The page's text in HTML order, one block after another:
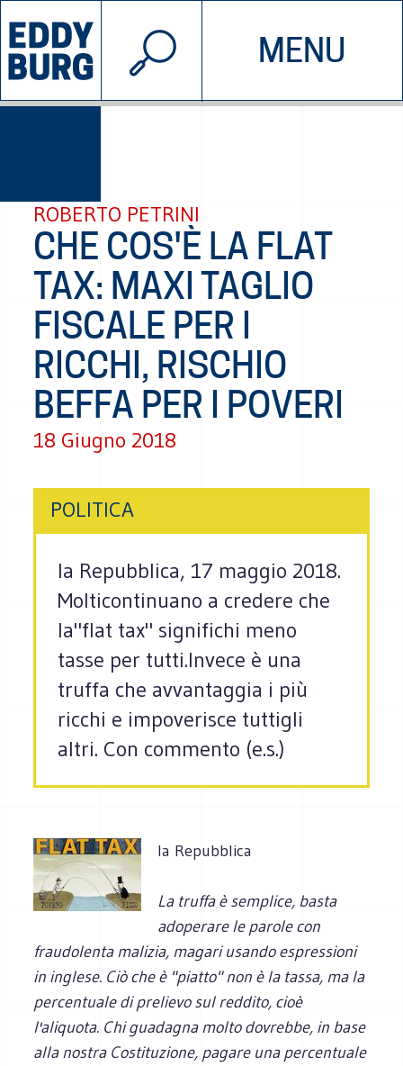
MENU
INIZIATIVE CHI SIAMO
© 2026 EDDYBURG
ROBERTO PETRINI
CHE COS'È LA FLAT
TAX: MAXI TAGLIO
FISCALE PER I
RICCHI, RISCHIO
BEFFA PER I POVERI
18 Giugno 2018
POLITICA
la Repubblica, 17 maggio 2018.
Molticontinuano a credere che
la"flat tax" significhi meno
tasse per tutti.Invece è una
truffa che avvantaggia i più
ricchi e impoverisce tuttigli
altri. Con commento (e.s.)
la Repubblica
La truffa è semplice, basta
adoperare le parole con
fraudolenta malizia, magari usando espressioni
in inglese. Ciò che è "piatto" non è la tassa, ma la
percentuale di prelievo sul reddito, cioè
l'aliquota. Chi guadagna molto dovrebbe, in base
alla nostra Costituzione, pagare una percentuale